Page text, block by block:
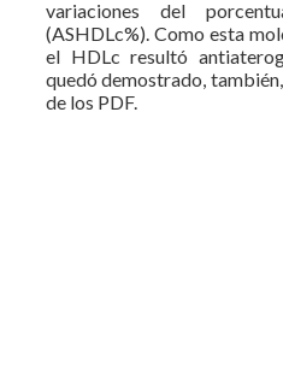
variaciones del
(ASHDLc%). Como esta
el HDLc resultó
quedó demostrado,
de los PDF.